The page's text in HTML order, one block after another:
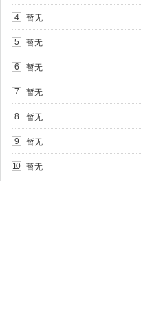
4 暂无
5 暂无
6 暂无
7 暂无
8 暂无
9 暂无
10 暂无